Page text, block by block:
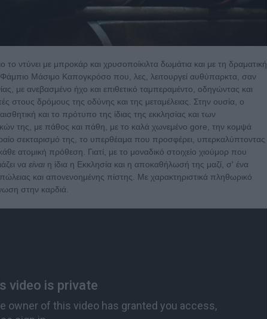
ντύνει με μπροκάρ και χρυσοποίκιλτα δωμάτια και με τη δραματική
Μάσιμο Καπογκρόσο που, λες, λειτουργεί αυθύπαρκτα, σαν
με ανεβασμένο ήχο και επιθετικό ταμπεραμέντο, οδηγώντας και
στους δρόμους της οδύνης και της μεταμέλειας. Στην ουσία, ο
και το πρότυπο της ίδιας της εκκλησίας και των
της, με πάθος και πάθη, με το καλά χωνεμένο gore, την κομψά
σεκταρισμό της, το υπερθέαμα που προσφέρει, υπερκαλύπτοντας
ατομική πρόθεση. Γιατί, με το μοναδικό στοιχείο χιούμορ που
να είναι η ίδια η Εκκλησία και η αποκαθήλωσή της μαζί, σ' ένα
και απονενοημένης πίστης. Με χαρακτηριστικά πληθωρικό
στην καρδιά.